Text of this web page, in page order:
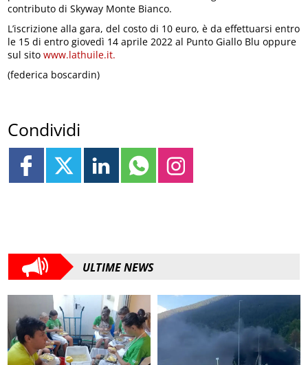
contributo di Skyway Monte Bianco.
L’iscrizione alla gara, del costo di 10 euro, è da effettuarsi entro
le 15 di entro giovedì 14 aprile 2022 al Punto Giallo Blu oppure
sul sitowww.lathuile.it.
(federica boscardin)
Condividi
ULTIME NEWS